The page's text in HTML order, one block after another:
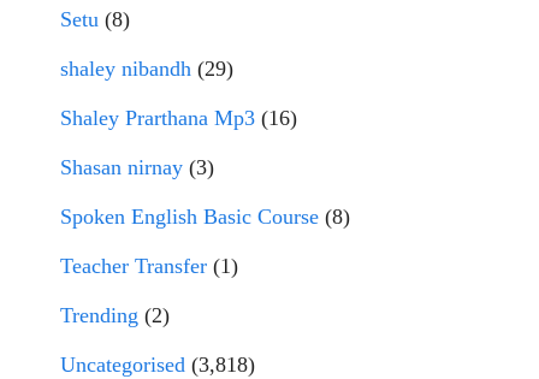
Setu (8)
shaley nibandh (29)
Shaley Prarthana Mp3 (16)
Shasan nirnay (3)
Spoken English Basic Course (8)
Teacher Transfer (1)
Trending (2)
Uncategorised (3,818)